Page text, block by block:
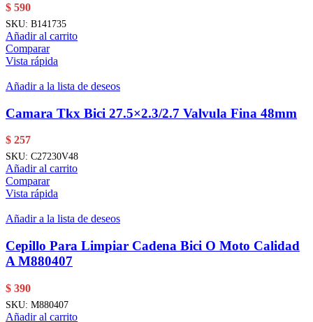
$ 590
SKU: B141735
Añadir al carrito
Comparar
Vista rápida
Añadir a la lista de deseos
Camara Tkx Bici 27.5×2.3/2.7 Valvula Fina 48mm
$ 257
SKU: C27230V48
Añadir al carrito
Comparar
Vista rápida
Añadir a la lista de deseos
Cepillo Para Limpiar Cadena Bici O Moto Calidad
A M880407
$ 390
SKU: M880407
Añadir al carrito